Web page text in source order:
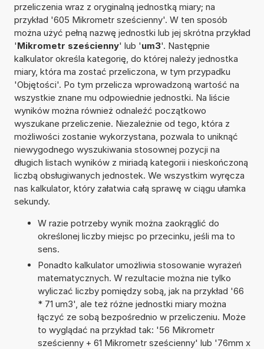
przeliczenia wraz z oryginalną jednostką miary; na
przykład '605 Mikrometr sześcienny'. W ten sposób
można użyć pełną nazwę jednostki lub jej skrótna przykład
'Mikrometr sześcienny' lub 'um3'. Następnie
kalkulator określa kategorię, do której należy jednostka
miary, która ma zostać przeliczona, w tym przypadku
'Objętości'. Po tym przelicza wprowadzoną wartość na
wszystkie znane mu odpowiednie jednostki. Na liście
wyników można również odnaleźć początkowo
wyszukane przeliczenie. Niezależnie od tego, która z
możliwości zostanie wykorzystana, pozwala to uniknąć
niewygodnego wyszukiwania stosownej pozycji na
długich listach wyników z miriadą kategorii i nieskończoną
liczbą obsługiwanych jednostek. We wszystkim wyręcza
nas kalkulator, który załatwia całą sprawę w ciągu ułamka
sekundy.
W razie potrzeby wynik można zaokrąglić do
określonej liczby miejsc po przecinku, jeśli ma to
sens.
Ponadto kalkulator umożliwia stosowanie wyrażeń
matematycznych. W rezultacie można nie tylko
wyliczać liczby pomiędzy sobą, jak na przykład '66
* 71 um3', ale też różne jednostki miary można
łączyć ze sobą bezpośrednio w przeliczeniu. Może
to wyglądać na przykład tak: '56 Mikrometr
sześcienny + 61 Mikrometr sześcienny' lub '76mm x